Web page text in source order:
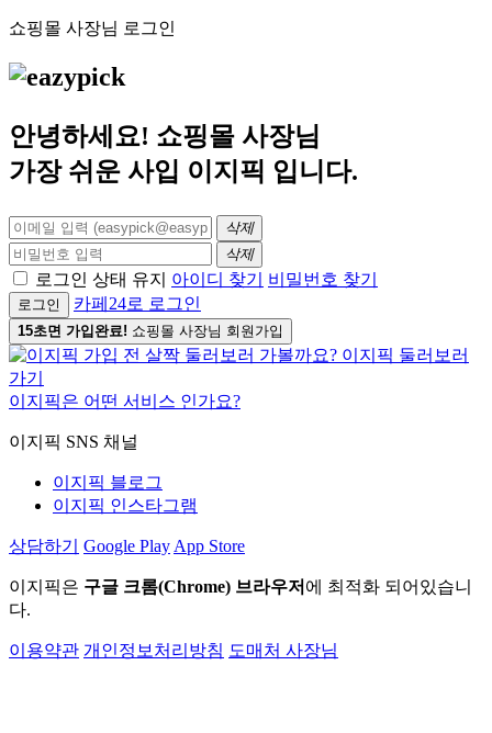
쇼핑몰 사장님 로그인
안녕하세요! 쇼핑몰 사장님
가장 쉬운 사입 이지픽 입니다.
삭제
삭제
로그인 상태 유지 아이디 찾기 비밀번호 찾기
로그인 카페24로 로그인
15초면 가입완료! 쇼핑몰 사장님 회원가입
이지픽은 어떤 서비스 인가요?
이지픽 SNS 채널
이지픽 블로그
이지픽 인스타그램
상담하기 Google Play App Store
이지픽은 구글 크롬(Chrome) 브라우저 에 최적화 되어있습니
다.
이용약관 개인정보처리방침 도매처 사장님